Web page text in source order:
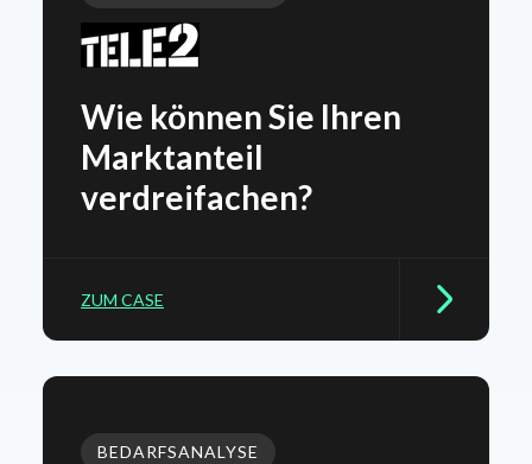
Wie können Sie Ihren
Marktanteil
verdreifachen?
ZUM CASE
BEDARFSANALYSE